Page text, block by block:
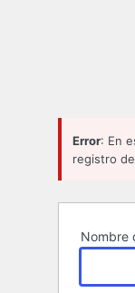
Error: En
registro
Nombre